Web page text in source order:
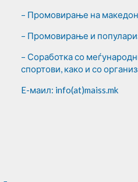
– Промовирање на
– Промовирање и
– Соработка со
спортови, како и со
E-маил: info(at)maiss.mk